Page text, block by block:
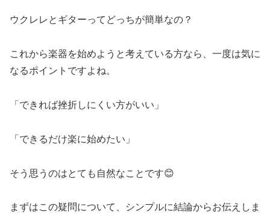
ウクレレとギターってどっちが簡単なの？
これから楽器を始めようと考えている方なら、一度は気に
なるポイントですよね。
「できれば挫折しにくい方がいい」
「できるだけ楽に始めたい」
そう思うのはとても自然なことです😊
まずはこの疑問について、シンプルに結論からお伝えしま